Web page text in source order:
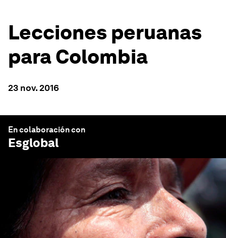
Lecciones peruanas
para Colombia
23 nov. 2016
En colaboración con
Esglobal